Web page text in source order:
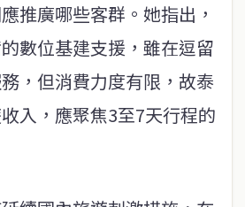
推廣哪些客群。她指出，
數位基建支援，雖在逗留
，但消費力度有限，故泰
入，應聚焦3至7天行程的